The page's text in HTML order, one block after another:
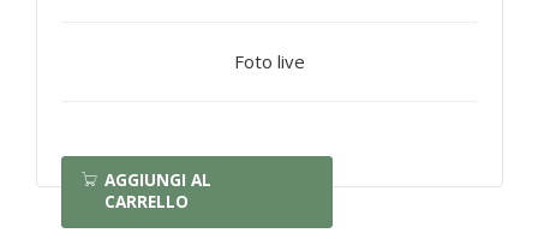
Foto live
AGGIUNGI AL
CARRELLO